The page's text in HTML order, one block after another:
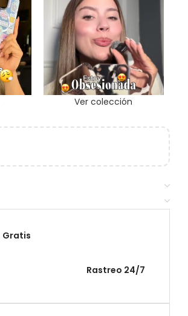
Ver colección
Gratis
Rastreo 24/7